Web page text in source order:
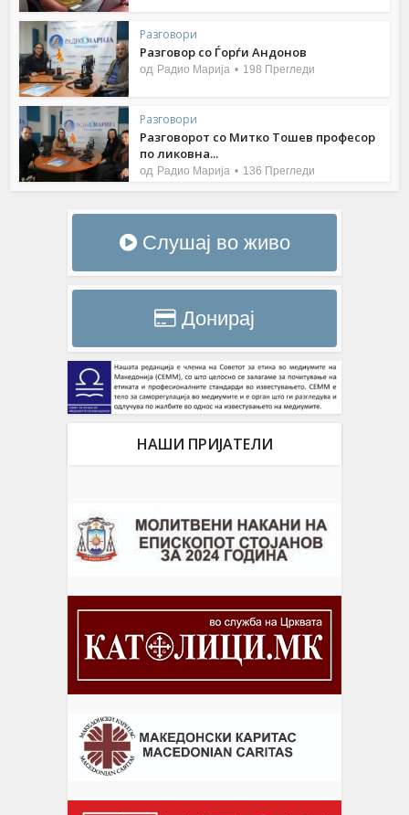
Разговори
Разговор со Ѓорѓи Андонов
од Радио Марија 198 Прегледи
Разговори
Разговорот со Митко Тошев професор
по ликовна...
од Радио Марија 136 Прегледи
Слушај во живо
Донирај
НАШИ ПРИЈАТЕЛИ